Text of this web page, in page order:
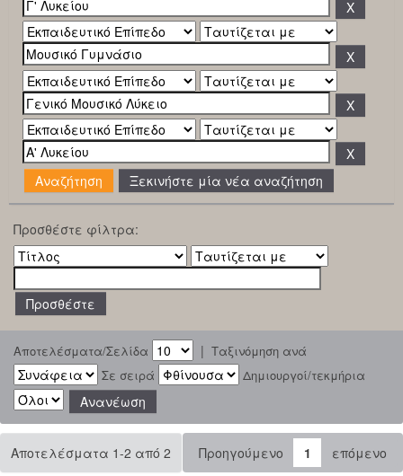
Ξεκινήστε μία νέα αναζήτηση
Προσθέστε φίλτρα:
Αποτελέσματα/Σελίδα | Ταξινόμηση ανά
Σε σειρά
Δημιουργοί/τεκμήρια
Αποτελέσματα 1-2 από 2 Προηγούμενο 1 επόμενο